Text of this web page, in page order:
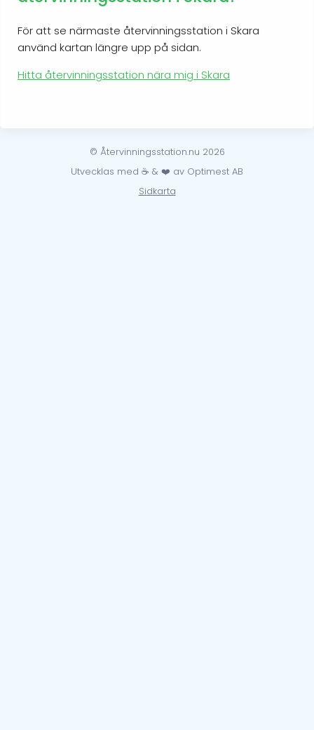
För att se närmaste återvinningsstation i Skara
använd kartan längre upp på sidan.
Hitta återvinningsstation nära mig i Skara
© Återvinningsstation.nu 2026
Utvecklas med ☕ & ❤️ av Optimest AB
Sidkarta